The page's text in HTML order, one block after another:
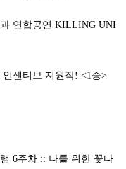
연합공연 KILLING UNI
센티브 지원작! <1승>
6주차 :: 나를 위한 꽃다